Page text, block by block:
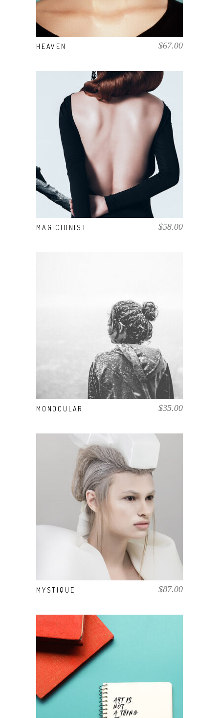
HEAVEN $67.00
COMPRAR EL PRODUCTO
MAGICIONIST $58.00
AÑADIR AL CARRITO
MONOCULAR $35.00
AÑADIR AL CARRITO
MYSTIQUE $87.00
AÑADIR AL CARRITO